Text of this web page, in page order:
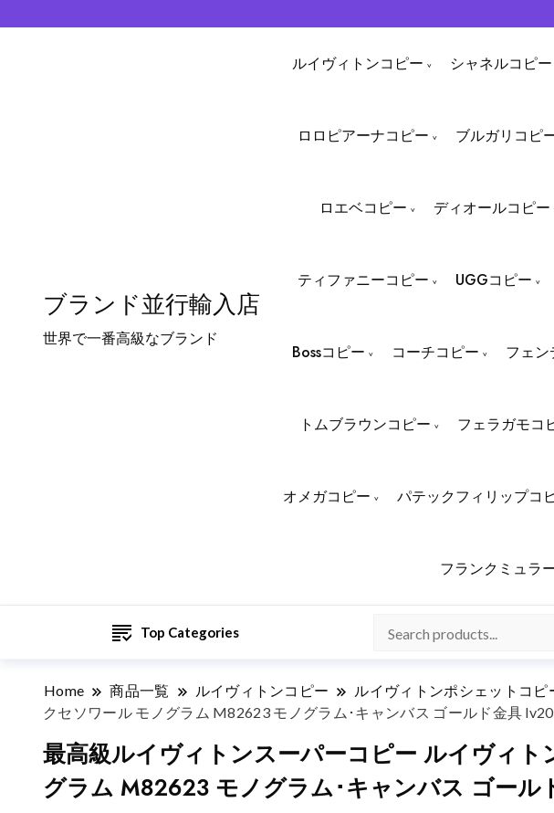
ブランド並行輸入店
世界で一番高級なブランド
ルイヴィトンコピー シャネルコピー
ロロピアーナコピー ブルガリコピ
ロエベコピー ディオールコピー
ティファニーコピー UGGコピー
Bossコピー コーチコピー フェ
トムブラウンコピー フェラガモコ
オメガコピー パテックフィリップコ
フランクミュラ
Top Categories
Home 商品一覧 ルイヴィトンコピー ルイヴィトンポシェットコピ
クセソワール モノグラム M82623 モノグラム･キャンバス ゴールド金具
最高級ルイヴィトンスーパーコピー ルイヴィ
グラム M82623 モノグラム･キャンバス ゴール